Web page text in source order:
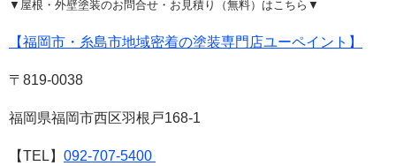
▼屋根・外壁塗装のお問合せ・お見積り（無料）はこちら▼
【福岡市・糸島市地域密着の塗装専門店ユーペイント】
〒819-0038
福岡県福岡市西区羽根戸168-1
【TEL】 092-707-5400